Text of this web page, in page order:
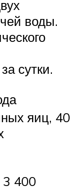
воды.
сутки.
яиц, 40
3 400